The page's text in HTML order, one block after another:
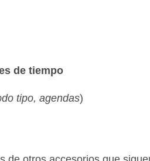
de tiempo
tipo, agendas)